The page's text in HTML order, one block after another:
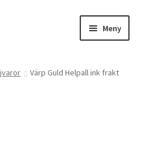
Meny
Värp Guld Helpall ink frakt